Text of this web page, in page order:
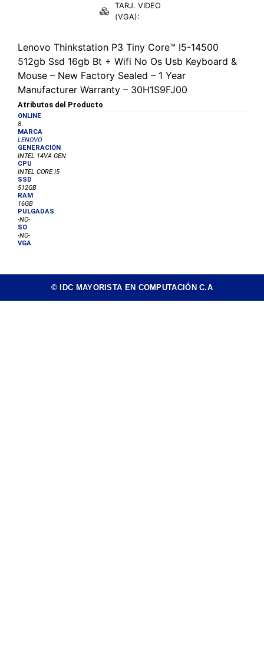
TARJ. VIDEO
(VGA):
Lenovo Thinkstation P3 Tiny Core™ I5-14500
512gb Ssd 16gb Bt + Wifi No Os Usb Keyboard &
Mouse – New Factory Sealed – 1 Year
Manufacturer Warranty – 30H1S9FJ00
Atributos del Producto
ONLINE
8
MARCA
LENOVO
GENERACIÓN
INTEL 14VA GEN
CPU
INTEL CORE I5
SSD
512GB
RAM
16GB
PULGADAS
-NO-
SO
-NO-
VGA
© IDC MAYORISTA EN COMPUTACIÓN C.A